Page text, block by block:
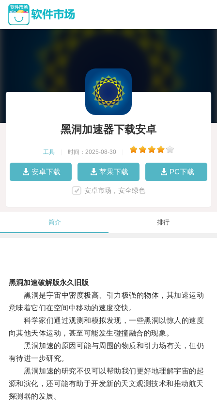
黑洞加速器下载安卓
工具 时间：2025-08-30
安卓下载 苹果下载 PC下载
安卓市场，安全绿色
简介 排行
黑洞加速破解版永久旧版
黑洞是宇宙中密度极高、引力极强的物体，其加速运动
意味着它们在空间中移动的速度变快。
科学家们通过观测和模拟发现，一些黑洞以惊人的速度
向其他天体运动，甚至可能发生碰撞融合的现象。
黑洞加速的原因可能与周围的物质和引力场有关，但仍
有待进一步研究。
黑洞加速的研究不仅可以帮助我们更好地理解宇宙的起
源和演化，还可能有助于开发新的天文观测技术和推动航天
探测器的发展。